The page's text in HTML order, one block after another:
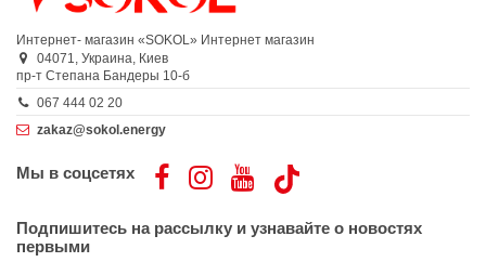
Интернет- магазин «SOKOL» Интернет магазин
04071, Украина, Киев
пр-т Степана Бандеры 10-б
067 444 02 20
zakaz@sokol.energy
Мы в соцсетях
Подпишитесь на рассылку и узнавайте о новостях
первыми